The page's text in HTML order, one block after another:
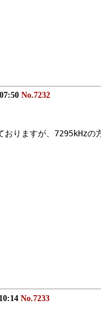
No.7232
ますが、7295kHzの方
No.7233